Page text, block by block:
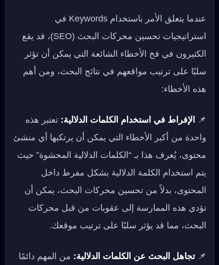
عندما يتعلق الأمر باستخدام Keywords في
استراتيجيات تحسين محركات البحث (SEO)، قد يقع
الكثيرون في فخ الأخطاء الشائعة التي يمكن أن تؤثر
سلبًا على ترتيب مواقعهم في نتائج البحث، ومن أهم
هذه الأخطاء:
📌 الإفراط في استخدام الكلمات الدلالية: تعتبر هذه
واحدة من أكبر الأخطاء التي يمكن أن يرتكبها أي منشئ
محتوى، يُعرف هذا بـ “الكلمات الدلالية المحشوة” حيث
يتم استخدام الكلمة الدلالية بشكل مفرط داخل
المحتوى، بدلاً من تحسين محركات البحث، يمكن أن
تؤدي هذه الممارسة إلى عقوبات من قبل محركات
البحث، مما قد يؤثر سلبًا على ترتيب موقعك.
📌 تجاهل البحث عن الكلمات الدلالية: من المهم دائمًا